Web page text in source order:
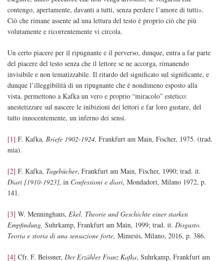
contengo, apertamente, davanti a tutti, senza perdere l’amore di tutti».
Ciò che rimane assente ad una lettura del testo è proprio ciò che più
volutamente e ricorrentemente vi circola.
Un certo piacere per il ripugnante e il perverso, dunque, entra a far parte
del piacere del testo senza che il lettore se ne accorga, rimanendo
invisibile e non tematizzabile. Il ritardo del significato sul significante, e
dunque l’illeggibilità di un ripugnante che è nondimeno esposto alla
vista, permettono a Kafka un vero e proprio “miracolo” estetico:
anestetizzare sul nascere le inibizioni dei lettori e far loro gustare, del
tutto innocentemente, un inferno dei sensi.
[1] F. Kafka, Briefe 1902-1924, Frankfurt am Main, Fischer, 1975. (trad.
mia).
[2] F. Kafka, Tagebücher, Frankfurt am Main, Fischer, 1990; trad. it.
Diari [1910-1923], in Confessioni e diari, Mondadori, Milano 1972, p.
141.
[3] W. Menninghaus, Ekel. Theorie und Geschichte einer starken
Empfindung, Suhrkamp, Frankfurt am Main, 1999; trad. it. Disgusto.
Teoria e storia di una sensazione forte, Mimesis, Milano, 2016, p. 386.
[4] Cfr. F. Beissner, Der Erzähler Franz Kafka, Suhrkamp, Frankfurt am